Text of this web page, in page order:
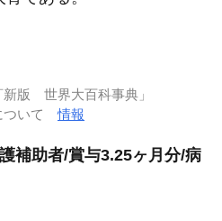
版 世界大百科事典」
ついて情報
補助者/賞与3.25ヶ月分/病